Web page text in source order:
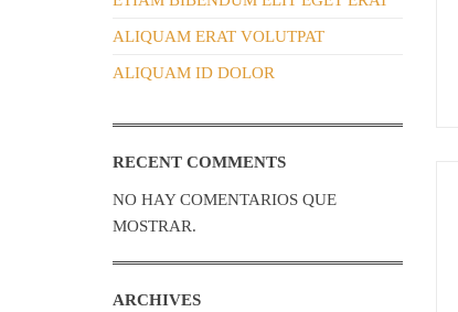
ALIQUAM ERAT VOLUTPAT
ALIQUAM ID DOLOR
RECENT COMMENTS
NO HAY COMENTARIOS QUE
MOSTRAR.
ARCHIVES